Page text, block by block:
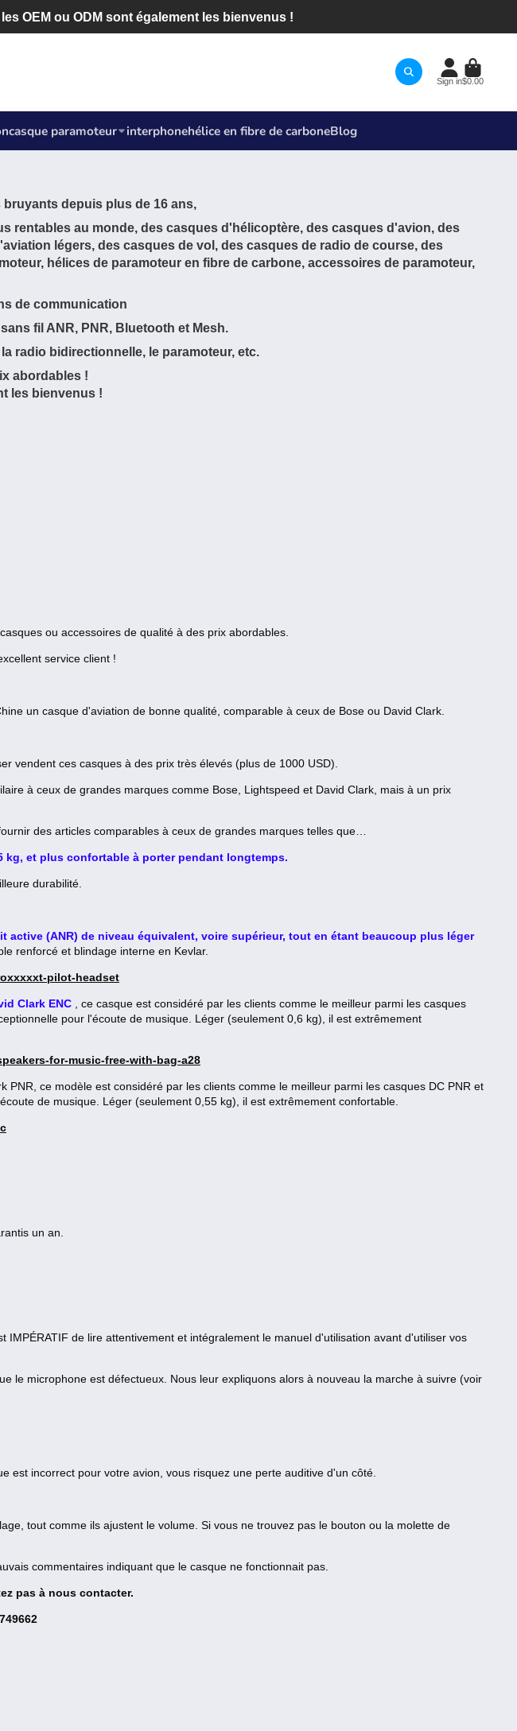
OEM ou ODM sont également les bienvenus !
Sign in$0.00
casque paramoteur interphonehélice en fibre de carboneBlog
depuis plus de 16 ans,
rentables au monde, des casques d'hélicoptère, des casques d'avion, des
légers, des casques de vol, des casques de radio de course, des
hélices de paramoteur en fibre de carbone, accessoires de paramoteur,
de communication
fil ANR, PNR, Bluetooth et Mesh.
radio bidirectionnelle, le paramoteur, etc.
abordables !
les bienvenus !
ou accessoires de qualité à des prix abordables.
service client !
un casque d'aviation de bonne qualité, comparable à ceux de Bose ou David Clark.
vendent ces casques à des prix très élevés (plus de 1000 USD).
à ceux de grandes marques comme Bose, Lightspeed et David Clark, mais à un prix
des articles comparables à ceux de grandes marques telles que…
kg, et plus confortable à porter pendant longtemps.
durabilité.
(ANR) de niveau équivalent, voire supérieur, tout en étant beaucoup plus léger
renforcé et blindage interne en Kevlar.
pilot-headset
Clark ENC , ce casque est considéré par les clients comme le meilleur parmi les casques
pour l'écoute de musique. Léger (seulement 0,6 kg), il est extrêmement
for-music-free-with-bag-a28
PNR, ce modèle est considéré par les clients comme le meilleur parmi les casques DC PNR et
de musique. Léger (seulement 0,55 kg), il est extrêmement confortable.
un an.
de lire attentivement et intégralement le manuel d'utilisation avant d'utiliser vos
le microphone est défectueux. Nous leur expliquons alors à nouveau la marche à suivre (voir
est incorrect pour votre avion, vous risquez une perte auditive d'un côté.
tout comme ils ajustent le volume. Si vous ne trouvez pas le bouton ou la molette de
commentaires indiquant que le casque ne fonctionnait pas.
pas à nous contacter.